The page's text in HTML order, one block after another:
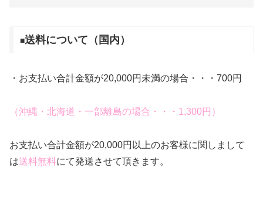
■送料について（国内）
・お支払い合計金額が20,000円未満の場合・・・700円
（沖縄・北海道・一部離島の場合・・・1,300円）
お支払い合計金額が20,000円以上のお客様に関しまして
は送料無料にて発送させて頂きます。